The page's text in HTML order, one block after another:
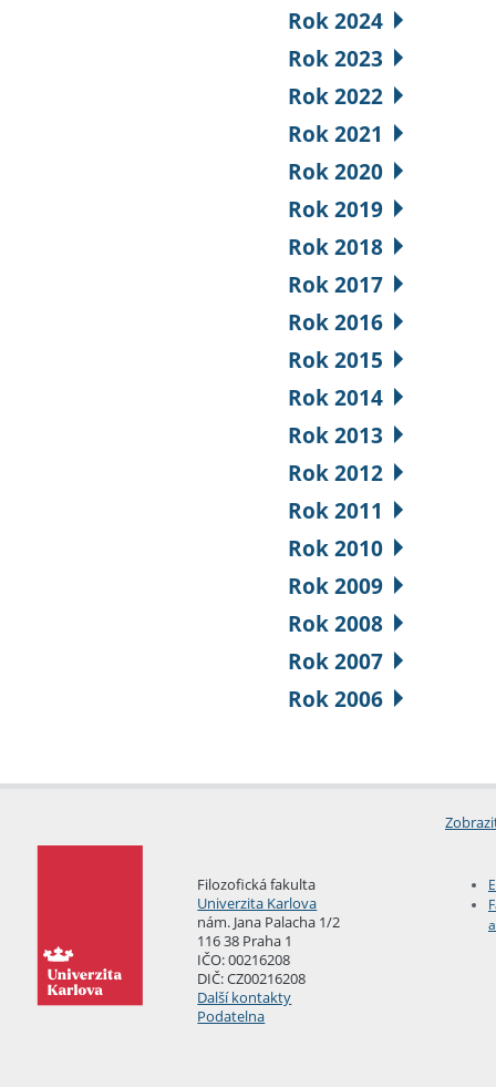
Rok 2024
Rok 2023
Rok 2022
Rok 2021
Rok 2020
Rok 2019
Rok 2018
Rok 2017
Rok 2016
Rok 2015
Rok 2014
Rok 2013
Rok 2012
Rok 2011
Rok 2010
Rok 2009
Rok 2008
Rok 2007
Rok 2006
Filozofická fakulta
Univerzita Karlova
nám. Jana Palacha 1/2
116 38 Praha 1
IČO: 00216208
DIČ: CZ00216208
Další kontakty
Podatelna